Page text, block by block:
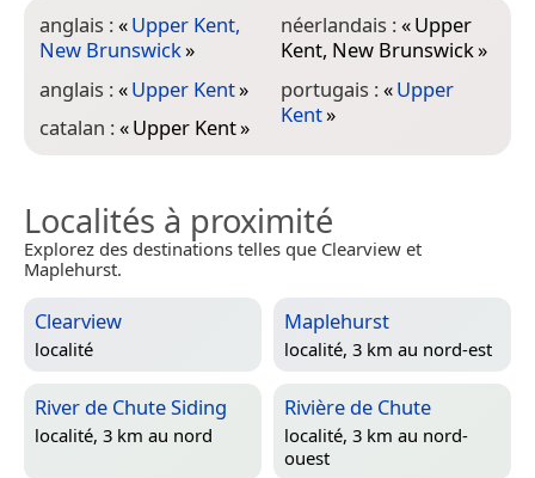
anglais :«Upper Kent,
New Brunswick»
anglais :«Upper Kent»
catalan :«Upper Kent»
néerlandais :«Upper
Kent, New Brunswick»
portugais :«Upper
Kent»
Localités à proximité
Explorez des destinations telles que Clearview et
Maplehurst.
Clearview
localité
Maplehurst
localité, 3 km au nord-est
River de Chute Siding
localité, 3 km au nord
Rivière de Chute
localité, 3 km au nord-
ouest